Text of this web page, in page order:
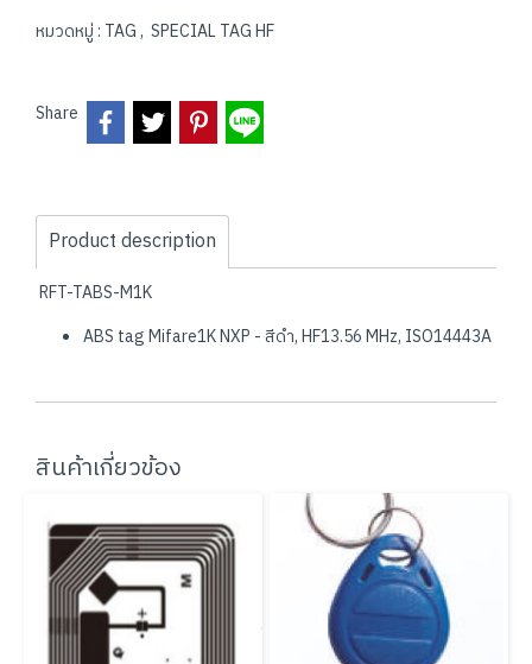
หมวดหมู่ : TAG, SPECIAL TAG HF
Share
Product description
RFT-TABS-M1K
ABS tag Mifare1K NXP - สีดำ, HF13.56 MHz, ISO14443A
สินค้าเกี่ยวข้อง